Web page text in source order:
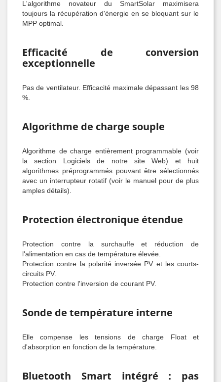
L'algorithme novateur du SmartSolar maximisera
toujours la récupération d'énergie en se bloquant sur le
MPP optimal.
Efficacité de conversion
exceptionnelle
Pas de ventilateur. Efficacité maximale dépassant les 98
%.
Algorithme de charge souple
Algorithme de charge entièrement programmable (voir
la section Logiciels de notre site Web) et huit
algorithmes préprogrammés pouvant être sélectionnés
avec un interrupteur rotatif (voir le manuel pour de plus
amples détails).
Protection électronique étendue
Protection contre la surchauffe et réduction de
l'alimentation en cas de température élevée.
Protection contre la polarité inversée PV et les courts-
circuits PV.
Protection contre l'inversion de courant PV.
Sonde de température interne
Elle compense les tensions de charge Float et
d'absorption en fonction de la température.
Bluetooth Smart intégré : pas